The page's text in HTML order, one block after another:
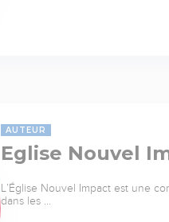
AUTEUR
Eglise Nouvel
L’Église Nouvel Impact est une
dans les …